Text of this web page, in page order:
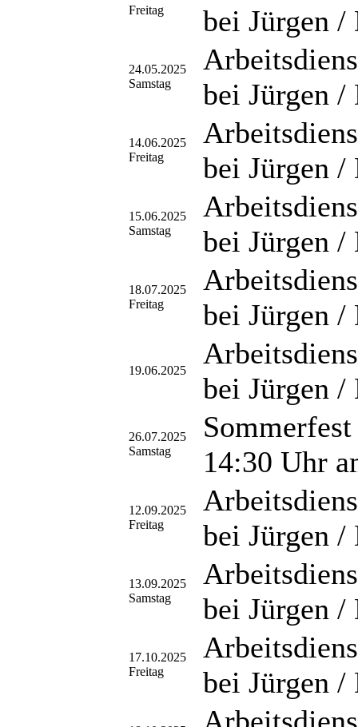
Freitag
bei Jürgen /
24.05.2025
Samstag
bei Jürgen /
14.06.2025
Freitag
bei Jürgen /
15.06.2025
Samstag
bei Jürgen /
18.07.2025
Freitag
bei Jürgen /
19.06.2025
bei Jürgen /
26.07.2025
Samstag
14:30 Uhr
12.09.2025
Freitag
bei Jürgen /
13.09.2025
Samstag
bei Jürgen /
17.10.2025
Freitag
bei Jürgen /